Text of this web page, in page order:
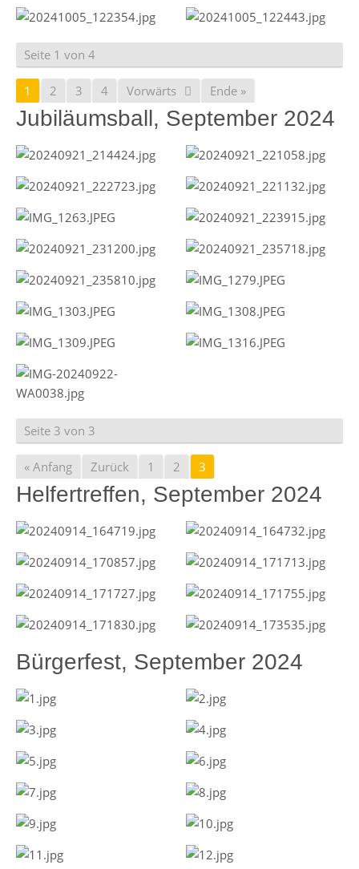
Seite 1 von 4
1 2 3 4 Vorwärts Ende »
Jubiläumsball, September 2024
Seite 3 von 3
« Anfang Zurück 1 2 3
Helfertreffen, September 2024
Bürgerfest, September 2024